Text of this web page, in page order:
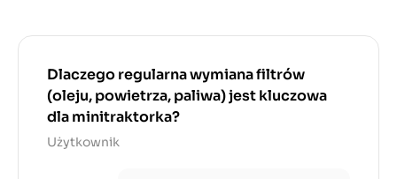
Dlaczego regularna wymiana filtrów
(oleju, powietrza, paliwa) jest kluczowa
dla minitraktorka?
Użytkownik